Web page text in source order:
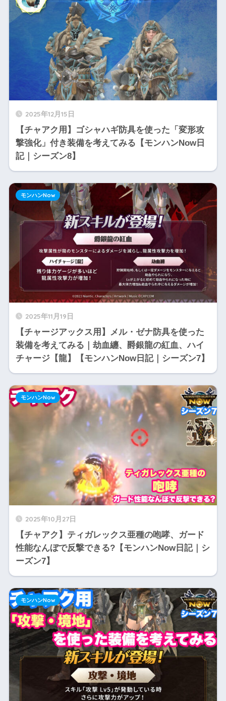
2025年12月15日
【チャアク用】ゴシャハギ防具を使った「変形攻
撃強化」付き装備を考えてみる【モンハンNow日
記｜シーズン8】
2025年11月19日
【チャージアックス用】メル・ゼナ防具を使った
装備を考えてみる｜劫血纏、爵銀龍の紅血、ハイ
チャージ【龍】【モンハンNow日記｜シーズン7】
モンハンNow
2025年10月27日
【チャアク】ティガレックス亜種の咆哮、ガード
性能なんぼで反撃できる?【モンハンNow日記｜シ
ーズン7】
モンハンNow
モンハンNow